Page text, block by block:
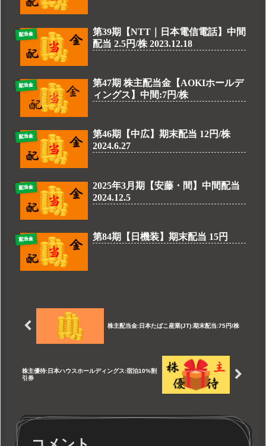
配当金
第39期【NTT｜日本電信電話】中間
配当 2.5円/株 2023.12.18
配当金
第47期 株主配当金【AOKIホールデ
ィングス】中間:7円/株
配当金
第46期【中広】期末配当 12円/株
2024.6.27
配当金
2025年3月期【安藤・間】中間配当
2024.12.5
配当金 第84期【日機装】期末配当 15円
株主配当金:日本たばこ産業(JT):期末配当:75円/株
株主優待:日本ハウスホールディングス:宿泊10%割
引券